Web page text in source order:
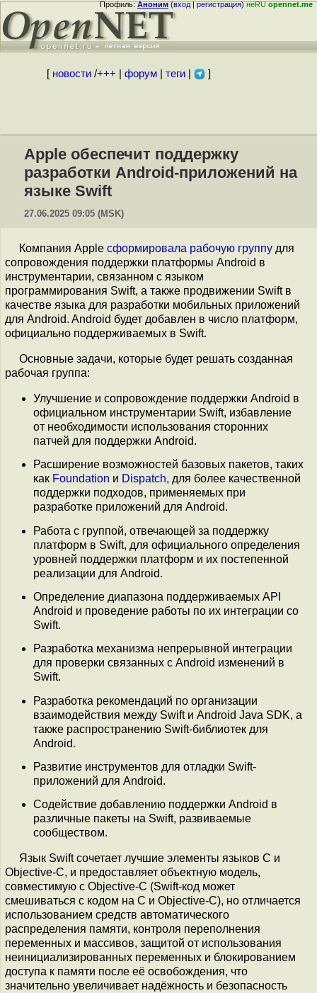
Профиль:Аноним(вход|регистрация)неRUopennet.me
[ новости/+++ форум| теги| ]
Apple обеспечит поддержку
разработки Android-приложений на
языке Swift
27.06.2025 09:05 (MSK)
Компания Apple сформировала рабочую группу для
сопровождения поддержки платформы Android в
инструментарии, связанном с языком
программирования Swift, а также продвижении Swift в
качестве языка для разработки мобильных приложений
для Android. Android будет добавлен в число платформ,
официально поддерживаемых в Swift.
Основные задачи, которые будет решать созданная
рабочая группа:
Улучшение и сопровождение поддержки Android в
официальном инструментарии Swift, избавление
от необходимости использования сторонних
патчей для поддержки Android.
Расширение возможностей базовых пакетов, таких
как Foundation и Dispatch, для более качественной
поддержки подходов, применяемых при
разработке приложений для Android.
Работа с группой, отвечающей за поддержку
платформ в Swift, для официального определения
уровней поддержки платформ и их постепенной
реализации для Android.
Определение диапазона поддерживаемых API
Android и проведение работы по их интеграции со
Swift.
Разработка механизма непрерывной интеграции
для проверки связанных с Android изменений в
Swift.
Разработка рекомендаций по организации
взаимодействия между Swift и Android Java SDK, а
также распространению Swift-библиотек для
Android.
Развитие инструментов для отладки Swift-
приложений для Android.
Содействие добавлению поддержки Android в
различные пакеты на Swift, развиваемые
сообществом.
Язык Swift сочетает лучшие элементы языков C и
Objective-C, и предоставляет объектную модель,
совместимую с Objective-C (Swift-код может
смешиваться с кодом на С и Objective-C), но отличается
использованием средств автоматического
распределения памяти, контроля переполнения
переменных и массивов, защитой от использования
неинициализированных переменных и блокированием
доступа к памяти после её освобождения, что
значительно увеличивает надёжность и безопасность